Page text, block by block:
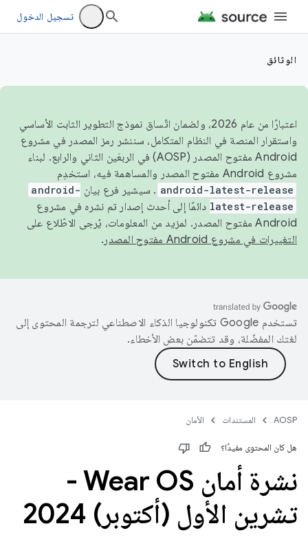
تسجيل الدخول
الوثائق
اعتبارًا من عام 2026، ولضمان اتّساق نموذج التطوير الثابت الأساسي
واستقرار المنصة في النظام المتكامل، سننشر رمز المصدر في مشروع
Android مفتوح المصدر (AOSP) في الربعَين الثاني والرابع. لبناء
مشروع Android مفتوح المصدر والمساهمة فيه، استخدِم
android-latest-release . سيشير فرع بيان android-
latest-release دائمًا إلى أحدث إصدار تم نشره في مشروع
Android مفتوح المصدر. لمزيد من المعلومات، يُرجى الاطّلاع على
التغييرات في مشروع Android مفتوح المصدر
.
تستخدم Google تكنولوجيا الذكاء الاصطناعي لترجمة المحتوى إلى
لغتك المفضّلة، وقد تتضمّن بعض الأخطاء.
AOSP المستندات الأمان
هل كان المحتوى مفيدًا؟
نشرة أمان Wear OS -
تشرين الأول (أكتوبر) 2024